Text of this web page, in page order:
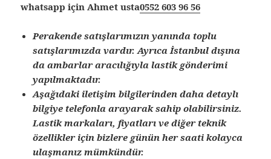
whatsapp için Ahmet usta0552 603 96 56
Perakende satışlarımızın yanında toplu
satışlarımızda vardır. Ayrıca İstanbul dışına
da ambarlar aracılığıyla lastik gönderimi
yapılmaktadır.
Aşağıdaki iletişim bilgilerinden daha detaylı
bilgiye telefonla arayarak sahip olabilirsiniz.
Lastik markaları, fiyatları ve diğer teknik
özellikler için bizlere günün her saati kolayca
ulaşmanız mümkündür.